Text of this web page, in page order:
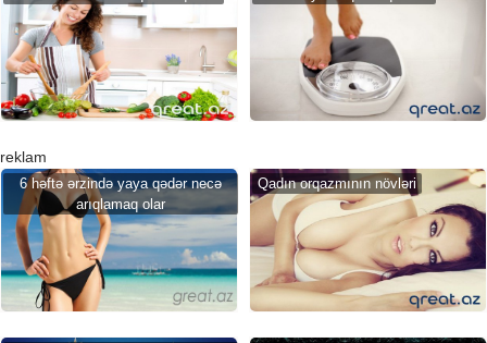
reklam
6 həftə ərzində yaya qədər necə
arıqlamaq olar
Qadın orqazmının növləri